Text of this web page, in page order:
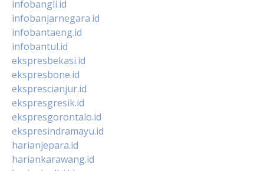
infobangli.id
infobanjarnegara.id
infobantaeng.id
infobantul.id
ekspresbekasi.id
ekspresbone.id
eksprescianjur.id
ekspresgresik.id
ekspresgorontalo.id
ekspresindramayu.id
harianjepara.id
hariankarawang.id